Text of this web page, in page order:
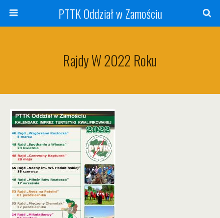
PTTK Oddział w Zamościu
Rajdy W 2022 Roku